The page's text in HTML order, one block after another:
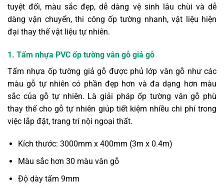
tuyệt đối, màu sắc đẹp, dễ dàng vệ sinh lâu chùi và dễ
dàng vận chuyển, thi công ốp tường nhanh, vật liệu hiện
đại thay thế vật liệu tự nhiên.
1. Tấm nhựa PVC ốp tường vân gỗ giả gỗ
Tấm nhựa ốp tường giả gỗ được phủ lớp vân gỗ như các
màu gỗ tự nhiên có phần đẹp hơn và đa dạng hơn màu
sắc của gỗ tự nhiên. Là giải pháp ốp tường vân gỗ phù
thay thế cho gỗ tự nhiên giúp tiết kiệm nhiều chi phí trong
việc lắp đặt, trang trí nội ngoại thất.
Kích thước: 3000mm x 400mm (3m x 0.4m)
Màu sắc hơn 30 màu vân gỗ
Độ dày tấm 9mm